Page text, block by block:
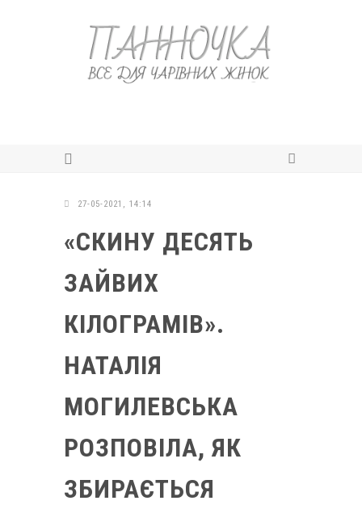
27-05-2021, 14:14
«СКИНУ ДЕСЯТЬ
ЗАЙВИХ
КІЛОГРАМІВ».
НАТАЛІЯ
МОГИЛЕВСЬКА
РОЗПОВІЛА, ЯК
ЗБИРАЄТЬСЯ